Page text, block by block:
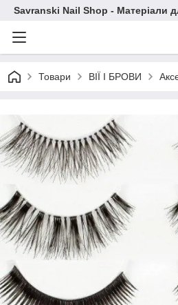
Savranski Nail Shop - Матеріали
Товари ВІЇ І БРОВИ